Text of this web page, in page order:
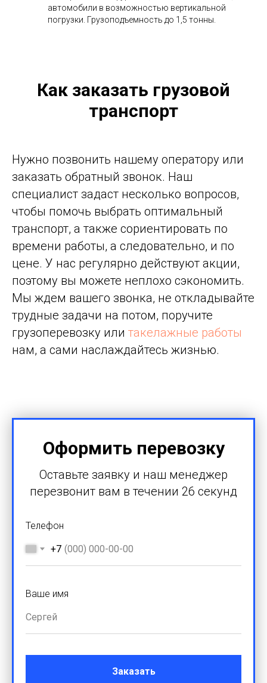
автомобили в возможностью вертикальной
погрузки. Грузоподъемность до 1,5 тонны.
Как заказать грузовой
транспорт
Нужно позвонить нашему оператору или
заказать обратный звонок. Наш
специалист задаст несколько вопросов,
чтобы помочь выбрать оптимальный
транспорт, а также сориентировать по
времени работы, а следовательно, и по
цене. У нас регулярно действуют акции,
поэтому вы можете неплохо сэкономить.
Мы ждем вашего звонка, не откладывайте
трудные задачи на потом, поручите
грузоперевозку или такелажные работы
нам, а сами наслаждайтесь жизнью.
Оформить перевозку
Оставьте заявку и наш менеджер
перезвонит вам в течении 26 секунд
Телефон
+7
Ваше имя
Заказать